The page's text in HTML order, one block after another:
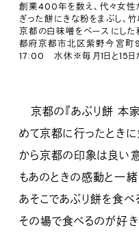
創業400年を数え、代々女性
ぎった餅にきな粉をまぶし、
京都の白味噌をベースにした
都府京都市北区紫野今
17:00 水休※毎月1日と15日
京都の『あぶり餅 本家
めて京都に行ったとき
から京都の印象は良い
もあのときの感動と一緒
あそこであぶり餅を食べ
その場で食べるのが好